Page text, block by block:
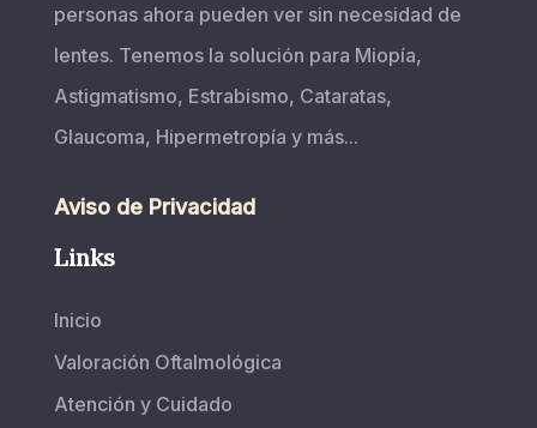
personas ahora pueden ver sin necesidad de
lentes. Tenemos la solución para Miopía,
Astigmatismo, Estrabismo, Cataratas,
Glaucoma, Hipermetropía y más...
Aviso de Privacidad
Links
Inicio
Valoración Oftalmológica
Atención y Cuidado